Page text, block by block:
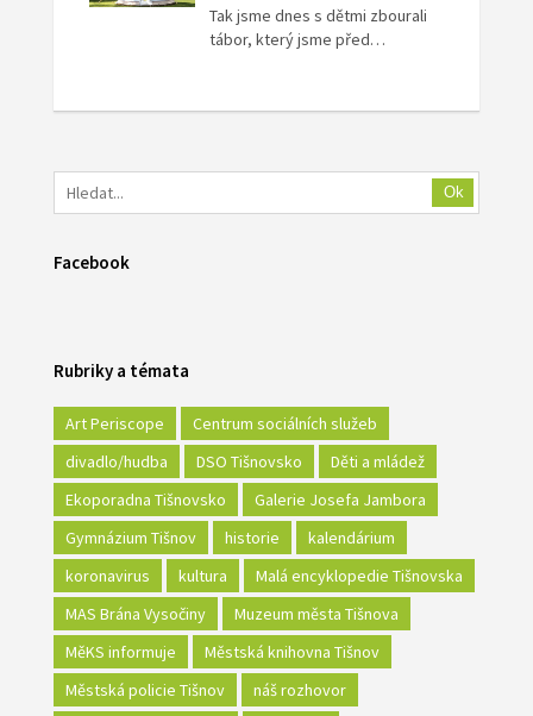
Tak jsme dnes s dětmi zbourali
tábor, který jsme před…
Ok
Facebook
Rubriky a témata
Art Periscope
Centrum sociálních služeb
divadlo/hudba
DSO Tišnovsko
Děti a mládež
Ekoporadna Tišnovsko
Galerie Josefa Jambora
Gymnázium Tišnov
historie
kalendárium
koronavirus
kultura
Malá encyklopedie Tišnovska
MAS Brána Vysočiny
Muzeum města Tišnova
MěKS informuje
Městská knihovna Tišnov
Městská policie Tišnov
náš rozhovor